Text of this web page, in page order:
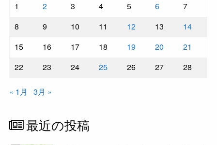
1
2 3 4 5 6
7
8
9 10 11 12 13
14
15
16 17 18 19 20
21
22
23 24 25 26 27 28
« 1月 3月 »
最近の投稿